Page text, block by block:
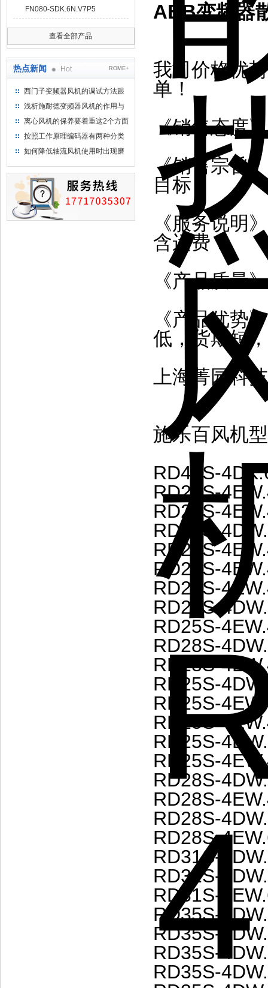
FN080-SDK.6N.V7P5
查看全部产品
热点新闻 Hot ROME+
西门子变频器风机的调试方法跟
步骤
浅析施耐德变频器风机的作用与
意义所在
离心风机的保养要着重这2个方面
按照工作原理编码器有两种分类
如何降低轴流风机使用时出现磨
ABB变频器
我司价格优
单！
《销售态度
《销售宗旨
目标！
《服务说明
含运费！
《产品质量
《产品优势
低，货期短
上海菁园科
施乐百风机
RD40S-
RD20S-
RD20S-
RD20S-
RD20S-
RD25S-
RD25S-
RD25S-
RD25S-
RD28S-
RD28S-
RD25S-
RD25S-
RD25S-
RD25S-
RD25S-
RD28S-
RD28S-
RD28S-
RD28S-
RD31S-
RD31S-
RD31S-
RD35S-
RD35S-
RD35S-
RD35S-